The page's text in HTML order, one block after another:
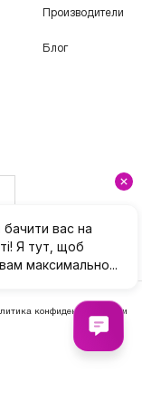
Производители
Блог
конфиденциальности